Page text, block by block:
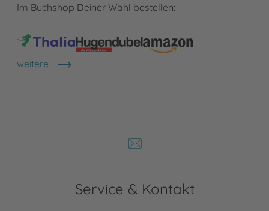
Im Buchshop Deiner Wahl bestellen:
weitere
Shops anzeigen
Service & Kontakt